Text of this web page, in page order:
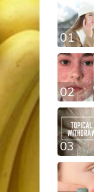
01
02
03